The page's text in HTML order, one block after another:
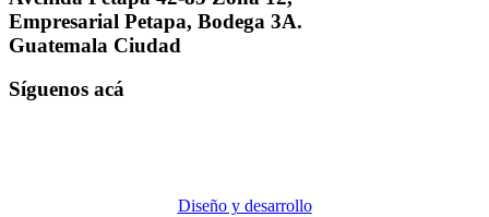
Empresarial Petapa, Bodega 3A.
Guatemala Ciudad
Síguenos acá
Diseño y desarrollo